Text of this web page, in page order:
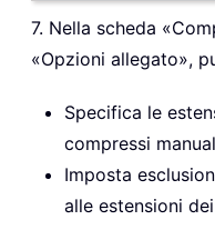
7. Nella scheda
«Opzioni allegato»,
Specifica le
compressi
Imposta
alle estensioni